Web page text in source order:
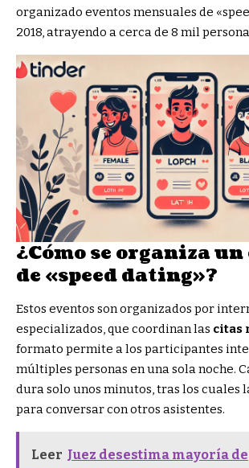
organizado eventos mensuales de
2018, atrayendo a cerca de 8 mil
¿Cómo se organiza
de «speed dating»?
Estos eventos son organizados por
especializados, que coordinan las citas
formato permite a los participantes
múltiples personas en una sola noche.
dura solo unos minutos, tras los cuales
para conversar con otros asistentes.
Leer Juez desestima mayoría de